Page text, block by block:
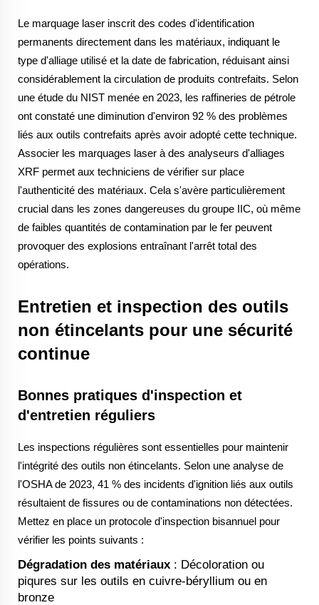
Le marquage laser inscrit des codes d'identification
permanents directement dans les matériaux, indiquant le
type d'alliage utilisé et la date de fabrication, réduisant ainsi
considérablement la circulation de produits contrefaits. Selon
une étude du NIST menée en 2023, les raffineries de pétrole
ont constaté une diminution d'environ 92 % des problèmes
liés aux outils contrefaits après avoir adopté cette technique.
Associer les marquages laser à des analyseurs d'alliages
XRF permet aux techniciens de vérifier sur place
l'authenticité des matériaux. Cela s'avère particulièrement
crucial dans les zones dangereuses du groupe IIC, où même
de faibles quantités de contamination par le fer peuvent
provoquer des explosions entraînant l'arrêt total des
opérations.
Entretien et inspection des outils
non étincelants pour une sécurité
continue
Bonnes pratiques d'inspection et
d'entretien réguliers
Les inspections régulières sont essentielles pour maintenir
l'intégrité des outils non étincelants. Selon une analyse de
l'OSHA de 2023, 41 % des incidents d'ignition liés aux outils
résultaient de fissures ou de contaminations non détectées.
Mettez en place un protocole d'inspection bisannuel pour
vérifier les points suivants :
Dégradation des matériaux : Décoloration ou
piqures sur les outils en cuivre-béryllium ou en
bronze